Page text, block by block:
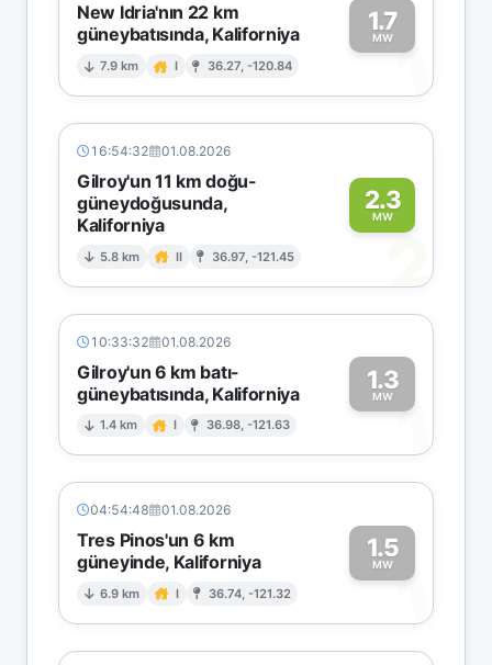
New Idria'nın 22 km
güneybatısında, Kaliforniya
7.9 km I 36.27, -120.84
1.7
MW1
16:54:32 01.08.2026
Gilroy'un 11 km doğu-
güneydoğusunda,
Kaliforniya
5.8 km II 36.97, -121.45
2.3
MW
2
10:33:32 01.08.2026
Gilroy'un 6 km batı-
güneybatısında, Kaliforniya
1.4 km I 36.98, -121.63
1.3
MW1
04:54:48 01.08.2026
Tres Pinos'un 6 km
güneyinde, Kaliforniya
6.9 km I 36.74, -121.32
1.5
MW1